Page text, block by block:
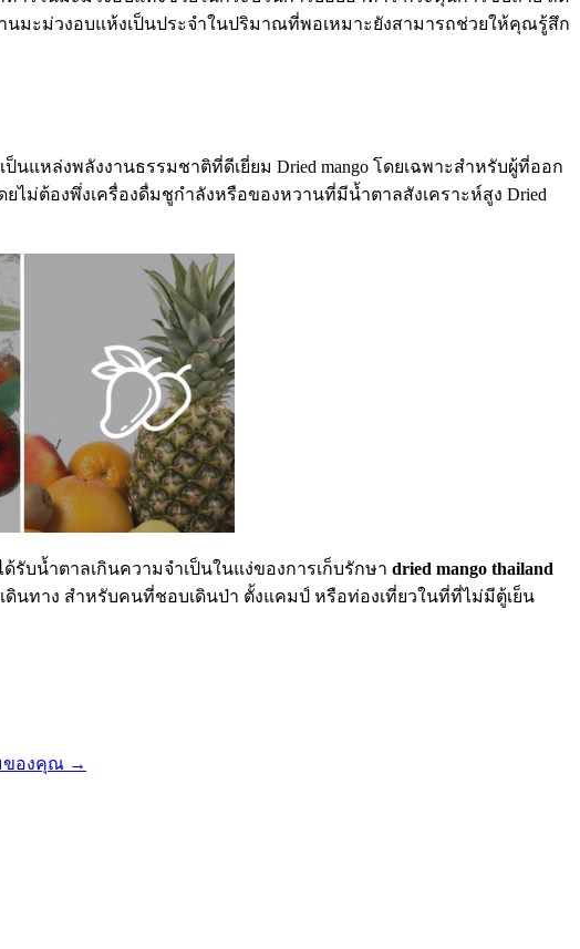
นมะม่วงอบแห้งเป็นประจำในปริมาณที่พอเหมาะยังสามารถช่วยให้คุณรู้สึก
หล่งพลังงานธรรมชาติที่ดีเยี่ยม Dried mango โดยเฉพาะสำหรับผู้ที่ออก
ม่ต้องพึ่งเครื่องดื่มชูกำลังหรือของหวานที่มีน้ำตาลสังเคราะห์สูง Dried
บน้ำตาลเกินความจำเป็นในแง่ของการเก็บรักษา dried mango thailand
นทาง สำหรับคนที่ชอบเดินป่า ตั้งแคมป์ หรือท่องเที่ยวในที่ที่ไม่มีตู้เย็น
ของคุณ →